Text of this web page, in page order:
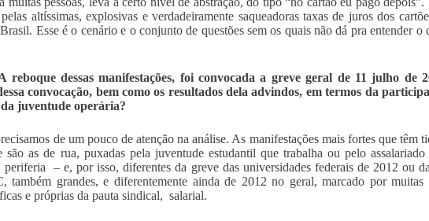
altíssimas, explosivas e verdadeiramente saqueadoras taxas de juros dos
Esse é o cenário e o conjunto de questões sem os quais não dá pra entender o
dessas manifestações, foi convocada a greve geral de 11 julho de
convocação, bem como os resultados dela advindos, em termos da
juventude operária?
de um pouco de atenção na análise. As manifestações mais fortes que têm
são as de rua, puxadas pela juventude estudantil que trabalha ou pelo
periferia – e, por isso, diferentes da greve das universidades federais de 2012 ou
também grandes, e diferentemente ainda de 2012 no geral, marcado por muitas
e próprias da pauta sindical, salarial.